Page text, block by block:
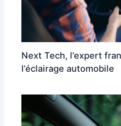
Next Tech, l’expert
l’éclairage automobile